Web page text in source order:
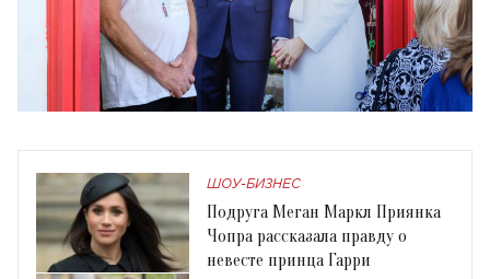
ШОУ-БИЗНЕС
Подруга Меган Маркл Приянка
Чопра рассказала правду о
невесте принца Гарри